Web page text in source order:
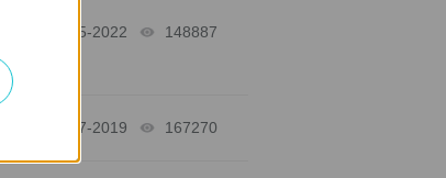
05-25-2022 148887
03-27-2019 167270